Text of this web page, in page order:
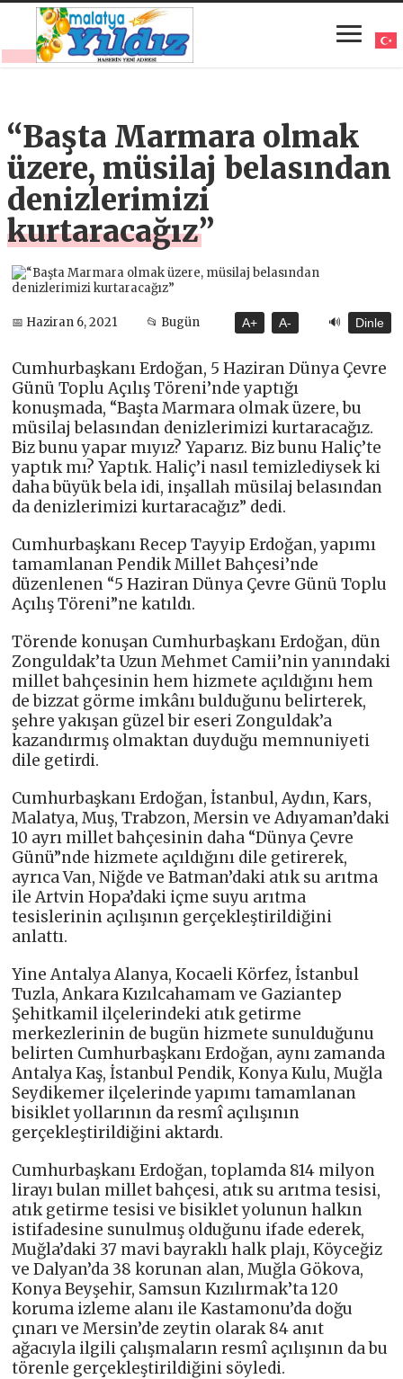
“Başta Marmara olmak
üzere, müsilaj belasından
denizlerimizi
kurtaracağız”
📅 Haziran 6, 2021 📂 Bugün A+ A- 🔊 Dinle
Cumhurbaşkanı Erdoğan, 5 Haziran Dünya Çevre
Günü Toplu Açılış Töreni’nde yaptığı
konuşmada, “Başta Marmara olmak üzere, bu
müsilaj belasından denizlerimizi kurtaracağız.
Biz bunu yapar mıyız? Yaparız. Biz bunu Haliç’te
yaptık mı? Yaptık. Haliç’i nasıl temizlediysek ki
daha büyük bela idi, inşallah müsilaj belasından
da denizlerimizi kurtaracağız” dedi.
Cumhurbaşkanı Recep Tayyip Erdoğan, yapımı
tamamlanan Pendik Millet Bahçesi’nde
düzenlenen “5 Haziran Dünya Çevre Günü Toplu
Açılış Töreni”ne katıldı.
Törende konuşan Cumhurbaşkanı Erdoğan, dün
Zonguldak’ta Uzun Mehmet Camii’nin yanındaki
millet bahçesinin hem hizmete açıldığını hem
de bizzat görme imkânı bulduğunu belirterek,
şehre yakışan güzel bir eseri Zonguldak’a
kazandırmış olmaktan duyduğu memnuniyeti
dile getirdi.
Cumhurbaşkanı Erdoğan, İstanbul, Aydın, Kars,
Malatya, Muş, Trabzon, Mersin ve Adıyaman’daki
10 ayrı millet bahçesinin daha “Dünya Çevre
Günü”nde hizmete açıldığını dile getirerek,
ayrıca Van, Niğde ve Batman’daki atık su arıtma
ile Artvin Hopa’daki içme suyu arıtma
tesislerinin açılışının gerçekleştirildiğini
anlattı.
Yine Antalya Alanya, Kocaeli Körfez, İstanbul
Tuzla, Ankara Kızılcahamam ve Gaziantep
Şehitkamil ilçelerindeki atık getirme
merkezlerinin de bugün hizmete sunulduğunu
belirten Cumhurbaşkanı Erdoğan, aynı zamanda
Antalya Kaş, İstanbul Pendik, Konya Kulu, Muğla
Seydikemer ilçelerinde yapımı tamamlanan
bisiklet yollarının da resmî açılışının
gerçekleştirildiğini aktardı.
Cumhurbaşkanı Erdoğan, toplamda 814 milyon
lirayı bulan millet bahçesi, atık su arıtma tesisi,
atık getirme tesisi ve bisiklet yolunun halkın
istifadesine sunulmuş olduğunu ifade ederek,
Muğla’daki 37 mavi bayraklı halk plajı, Köyceğiz
ve Dalyan’da 38 korunan alan, Muğla Gökova,
Konya Beyşehir, Samsun Kızılırmak’ta 120
koruma izleme alanı ile Kastamonu’da doğu
çınarı ve Mersin’de zeytin olarak 84 anıt
ağacıyla ilgili çalışmaların resmî açılışının da bu
törenle gerçekleştirildiğini söyledi.